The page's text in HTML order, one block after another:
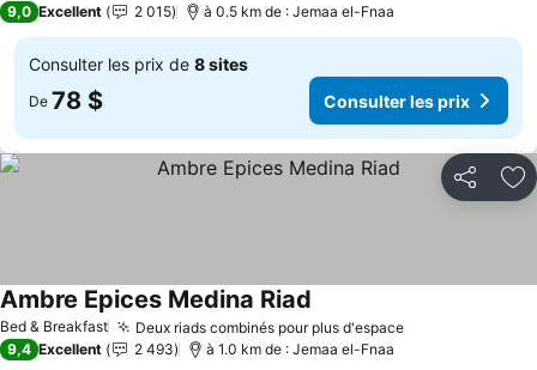
9,0 Excellent 2 015 à 0.5 km de : Jemaa el-Fnaa
Consulter les prix de 8 sites
De 78 $ Consulter les prix
Partager
Bed & Breakfast Deux riads combinés pour plus d'espace
Ambre Epices Medina Riad
9,4 Excellent 2 493 à 1.0 km de : Jemaa el-Fnaa